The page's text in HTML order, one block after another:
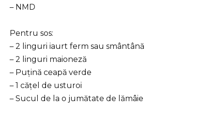
– NMD
Pentru sos:
– 2 linguri iaurt ferm sau smântână
– 2 linguri maioneză
– Puțină ceapă verde
– 1 cățel de usturoi
– Sucul de la o jumătate de lămâie